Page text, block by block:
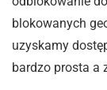
blokowanych
uzyskamy
bardzo prosta a